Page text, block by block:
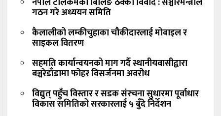
गठन गरे अध्ययन समिति
कैलालीको लम्कीचुहाका चौकीदारलाई मोबाइल र
साइकल वितरण
सहमति कार्यान्वयनको माग गर्दै स्थानीयवासीद्वारा
बञ्चरेडाँडामा फोहर विसर्जनमा अवरोध
विद्युत् पहुँच विस्तार र सडक संरचना सुधारमा पूर्वाधार
विकास समितिको सरकारलाई ५ बुँदे निर्देशन